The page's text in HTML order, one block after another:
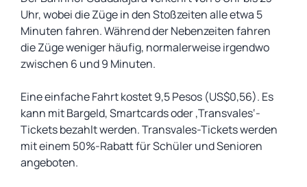
Uhr, wobei die Züge in den Stoßzeiten alle etwa 5
Minuten fahren. Während der Nebenzeiten fahren
die Züge weniger häufig, normalerweise irgendwo
zwischen 6 und 9 Minuten.
Eine einfache Fahrt kostet 9,5 Pesos (US$0,56). Es
kann mit Bargeld, Smartcards oder ‚Transvales‘-
Tickets bezahlt werden. Transvales-Tickets werden
mit einem 50%-Rabatt für Schüler und Senioren
angeboten.